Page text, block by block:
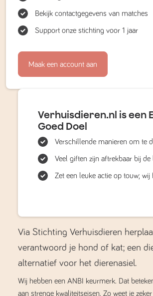
Bekijk contactgegevens van matches
Support onze stichting voor 1 jaar
Maak een account aan
Verhuisdieren.nl is een
Goed Doel
Verschillende manieren om te
Veel giften zijn aftrekbaar bij de
Zet een leuke actie op touw; wij
Via Stichting Verhuisdieren
verantwoord je hond of kat; een
alternatief voor het dierenasiel.
Wij hebben een ANBI keurmerk. Dat
aan strenge kwaliteitseisen. Zo weet je